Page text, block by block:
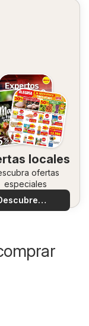
locales
ofertas
especiales